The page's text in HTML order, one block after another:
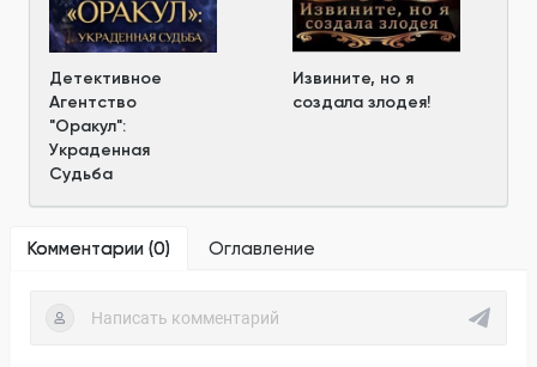
Детективное
Агентство
"Оракул":
Украденная
Судьба
Извините, но я
создала злодея!
Комментарии (0) Оглавление